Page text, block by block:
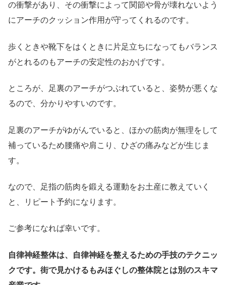
の衝撃があり、その衝撃によって関節や骨が壊れないよう
にアーチのクッション作用が守ってくれるのです。
歩くときや靴下をはくときに片足立ちになってもバランス
がとれるのもアーチの安定性のおかげです。
ところが、足裏のアーチがつぶれていると、姿勢が悪くな
るので、分かりやすいのです。
足裏のアーチがゆがんでいると、ほかの筋肉が無理をして
補っているため腰痛や肩こり、ひざの痛みなどが生じま
す。
なので、足指の筋肉を鍛える運動をお土産に教えていく
と、リピート予約になります。
ご参考になれば幸いです。
自律神経整体は、自律神経を整えるための手技のテクニッ
クです。街で見かけるもみほぐしの整体院とは別のスキマ